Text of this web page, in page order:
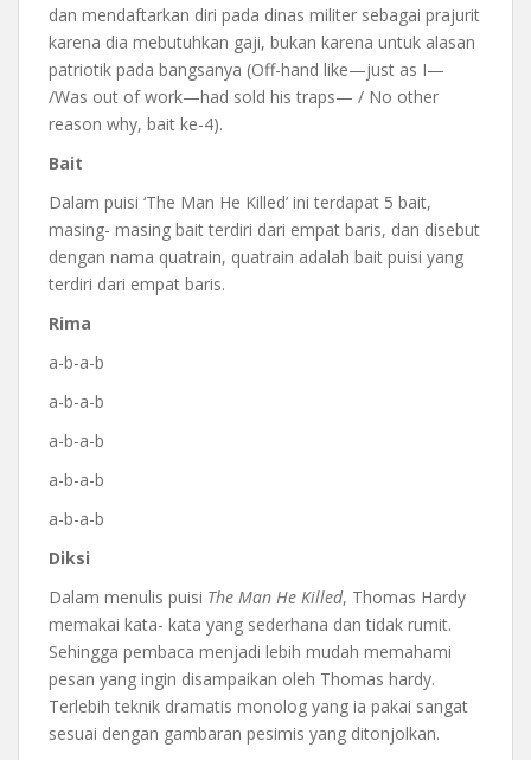
dan mendaftarkan diri pada dinas militer sebagai prajurit
karena dia mebutuhkan gaji, bukan karena untuk alasan
patriotik pada bangsanya (Off-hand like—just as I—
/Was out of work—had sold his traps— / No other
reason why, bait ke-4).
Bait
Dalam puisi ‘The Man He Killed’ ini terdapat 5 bait,
masing- masing bait terdiri dari empat baris, dan disebut
dengan nama quatrain, quatrain adalah bait puisi yang
terdiri dari empat baris.
Rima
a-b-a-b
a-b-a-b
a-b-a-b
a-b-a-b
a-b-a-b
Diksi
Dalam menulis puisi The Man He Killed, Thomas Hardy
memakai kata- kata yang sederhana dan tidak rumit.
Sehingga pembaca menjadi lebih mudah memahami
pesan yang ingin disampaikan oleh Thomas hardy.
Terlebih teknik dramatis monolog yang ia pakai sangat
sesuai dengan gambaran pesimis yang ditonjolkan.